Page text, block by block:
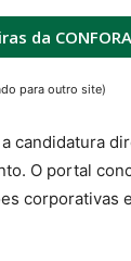
da
para outro site)
candidatura
O portal
corporativas